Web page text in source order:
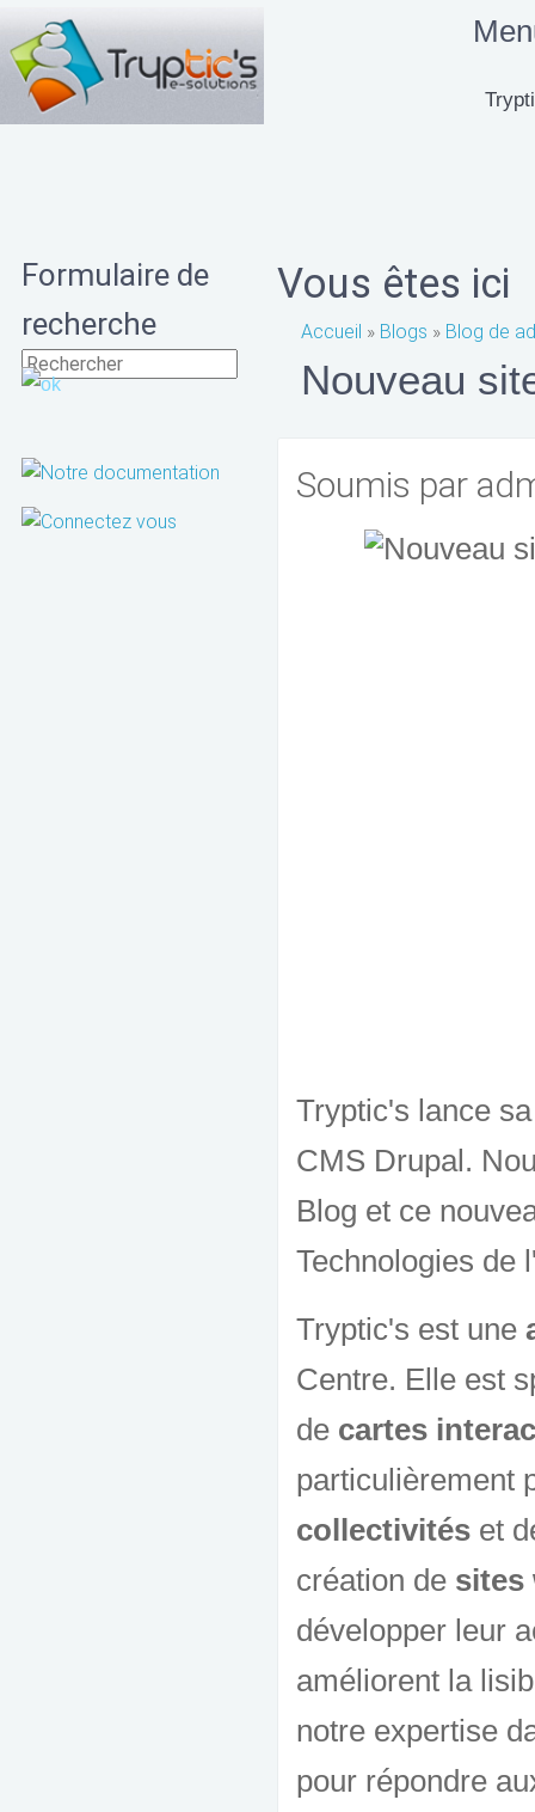
Vous êtes ici
Accueil » Blogs » Blog de
Nouveau
Soumis par
Tryptic's lance
CMS Drupal.
Blog et ce
Technologies de
Tryptic's est une
Centre. Elle est
de cartes
particulièrement
collectivités et
création de sites
développer leur
améliorent la
notre expertise
pour répondre
Formulaire de
recherche